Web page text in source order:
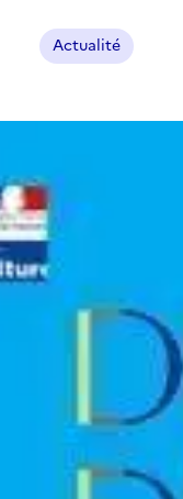
Actualité